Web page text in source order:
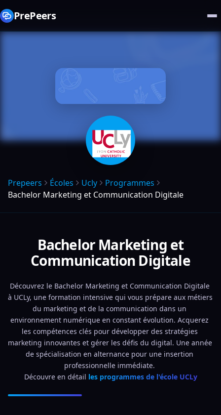
PrePeers
Prepeers Écoles Ucly
Programmes
Bachelor Marketing et Communication Digitale
Bachelor Marketing et
Communication Digitale
Découvrez le Bachelor Marketing et Communication Digitale
à UCLy, une formation intensive qui vous prépare aux métiers
du marketing et de la communication dans un
environnement numérique en constant évolution. Acquerez
les compétences clés pour développer des stratégies
marketing innovantes et gérer les défis du digital. Une année
de spécialisation en alternance pour une insertion
professionnelle immédiate.
Découvre en détail les programmes de l'école UCLy